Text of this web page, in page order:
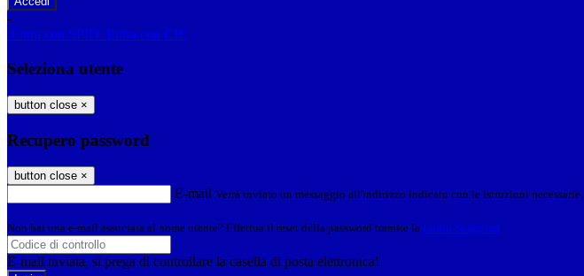
-
Entra con SPID Entra con CIE
Seleziona utente
button close ×
Recupero password
button close ×
E-mail Verrà inviato un messaggio all'indirizzo indicato con le istruzioni necessarie.
Non hai una e-mail associata al nome utente? Effettua il reset della password tramite la Login Spaggiari
E-mail inviata, si prega di controllare la casella di posta elettronica!